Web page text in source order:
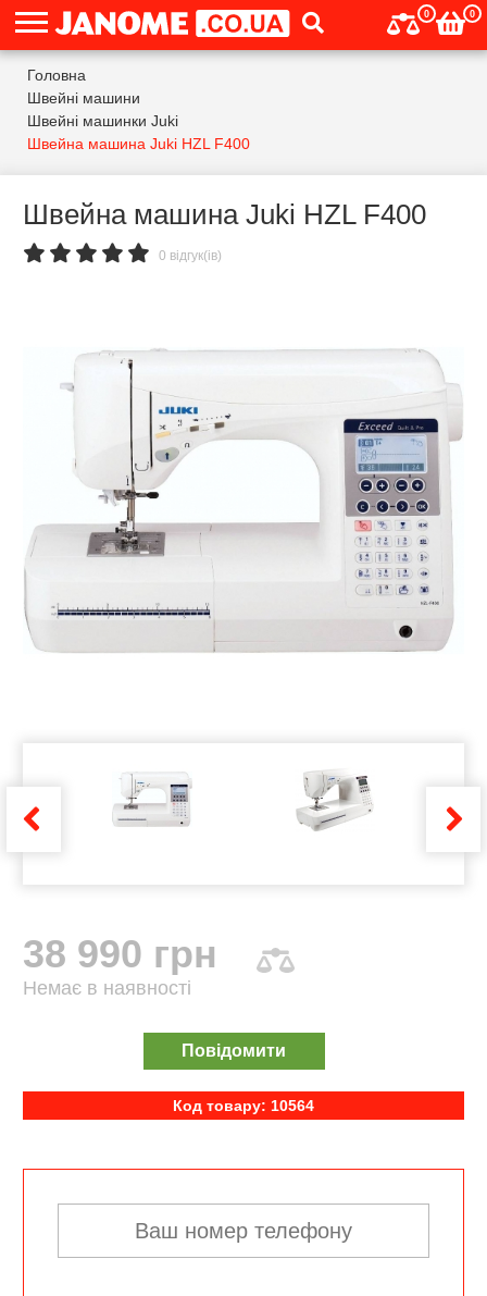
0 0
Головна
Швейні машини
Швейні машинки Juki
Швейна машина Juki HZL F400
Швейна машина Juki HZL F400
0 відгук(ів)
38 990 грн
Немає в наявності
Повідомити
Код товару: 10564